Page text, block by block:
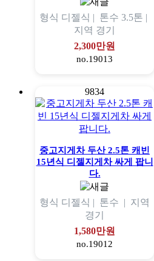
형식 디젤식 | 톤수 3.5톤 |
지역 경기
2,300만원
no.19013
9834
중고지게차 두산 2.5톤 캐빈
15년식 디젤지게차 싸게 팝니
다.
형식 디젤식 | 톤수 | 지역
경기
1,580만원
no.19012